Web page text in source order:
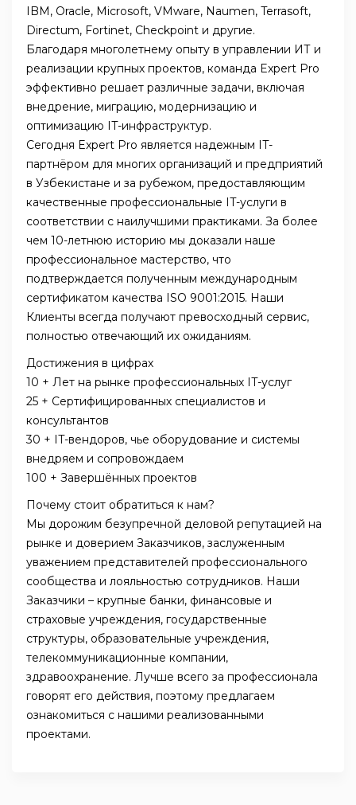
IBM, Oracle, Microsoft, VMware, Naumen, Terrasoft,
Directum, Fortinet, Checkpoint и другие.
Благодаря многолетнему опыту в управлении ИТ и
реализации крупных проектов, команда Expert Pro
эффективно решает различные задачи, включая
внедрение, миграцию, модернизацию и
оптимизацию IT-инфраструктур.
Сегодня Expert Pro является надежным IT-
партнёром для многих организаций и предприятий
в Узбекистане и за рубежом, предоставляющим
качественные профессиональные IT-услуги в
соответствии с наилучшими практиками. За более
чем 10-летнюю историю мы доказали наше
профессиональное мастерство, что
подтверждается полученным международным
сертификатом качества ISO 9001:2015. Наши
Клиенты всегда получают превосходный сервис,
полностью отвечающий их ожиданиям.
Достижения в цифрах
10 + Лет на рынке профессиональных IT-услуг
25 + Сертифицированных специалистов и
консультантов
30 + IT-вендоров, чье оборудование и системы
внедряем и сопровождаем
100 + Завершённых проектов
Почему стоит обратиться к нам?
Мы дорожим безупречной деловой репутацией на
рынке и доверием Заказчиков, заслуженным
уважением представителей профессионального
сообщества и лояльностью сотрудников. Наши
Заказчики – крупные банки, финансовые и
страховые учреждения, государственные
структуры, образовательные учреждения,
телекоммуникационные компании,
здравоохранение. Лучше всего за профессионала
говорят его действия, поэтому предлагаем
ознакомиться с нашими реализованными
проектами.